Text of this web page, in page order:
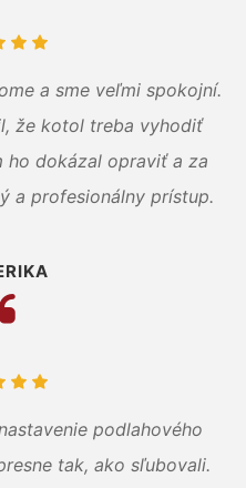
a sme veľmi spokojní.
že kotol treba vyhodiť
ho dokázal opraviť a za
a profesionálny prístup.
podlahového
tak, ako sľubovali.